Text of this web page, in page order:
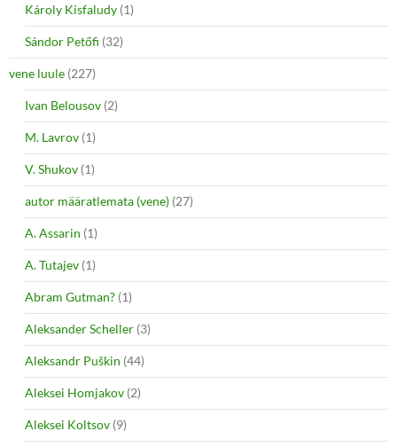
Károly Kisfaludy (1)
Sándor Petőfi (32)
vene luule (227)
Ivan Belousov (2)
M. Lavrov (1)
V. Shukov (1)
autor määratlemata (vene) (27)
A. Assarin (1)
A. Tutajev (1)
Abram Gutman? (1)
Aleksander Scheller (3)
Aleksandr Puškin (44)
Aleksei Homjakov (2)
Aleksei Koltsov (9)